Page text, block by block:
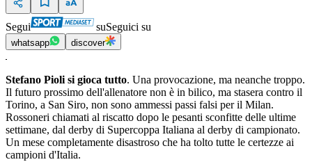
Segui suSeguici su
whatsapp discover
Stefano Pioli si gioca tutto. Una provocazione, ma neanche troppo.
Il futuro prossimo dell'allenatore non è in bilico, ma stasera contro il
Torino, a San Siro, non sono ammessi passi falsi per il Milan.
Rossoneri chiamati al riscatto dopo le pesanti sconfitte delle ultime
settimane, dal derby di Supercoppa Italiana al derby di campionato.
Un mese completamente disastroso che ha tolto tutte le certezze ai
campioni d'Italia.